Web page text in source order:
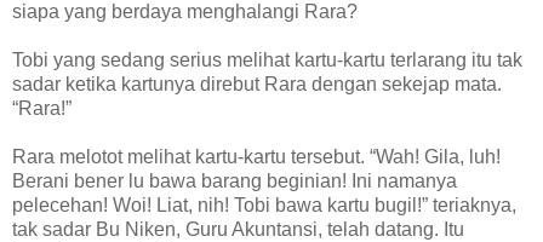
siapa yang berdaya menghalangi Rara?
Tobi yang sedang serius melihat kartu-kartu terlarang itu tak
sadar ketika kartunya direbut Rara dengan sekejap mata.
“Rara!”
Rara melotot melihat kartu-kartu tersebut. “Wah! Gila, luh!
Berani bener lu bawa barang beginian! Ini namanya
pelecehan! Woi! Liat, nih! Tobi bawa kartu bugil!” teriaknya,
tak sadar Bu Niken, Guru Akuntansi, telah datang. Itu